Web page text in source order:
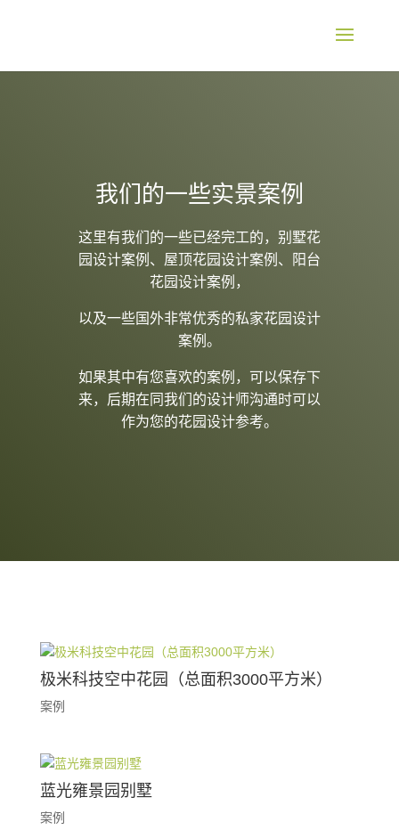
我们的一些实景案例
这里有我们的一些已经完工的，别墅花
园设计案例、屋顶花园设计案例、阳台
花园设计案例，
以及一些国外非常优秀的私家花园设计
案例。
如果其中有您喜欢的案例，可以保存下
来，后期在同我们的设计师沟通时可以
作为您的花园设计参考。
极米科技空中花园（总面积3000平方米）
案例
蓝光雍景园别墅
案例